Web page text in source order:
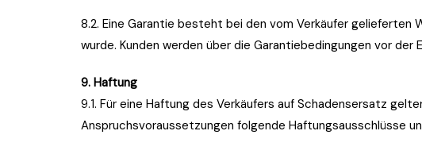
8.2. Eine Garantie besteht bei den vom Verkäufer gelieferten
wurde. Kunden werden über die Garantiebedingungen vor
9. Haftung
9.1. Für eine Haftung des Verkäufers auf Schadensersatz
Anspruchsvoraussetzungen folgende Haftungsausschlüsse